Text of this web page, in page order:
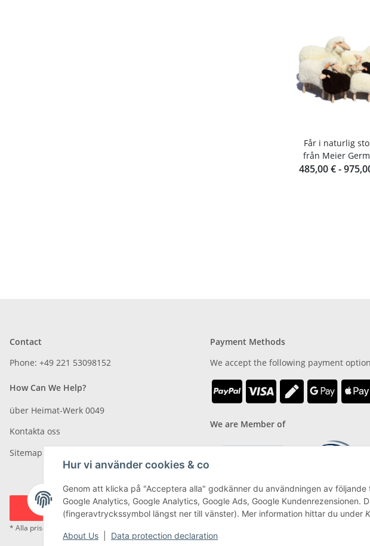
Hur vi använder cookies & co
Genom att klicka på "Acceptera alla" godkänner du användningen av
Google Analytics, Google Analytics, Google Ads, Google Kundenrezensionen.
(fingeravtryckssymbol längst ner till vänster). Mer information hittar du under
About Us Data protection declaration
Får i naturlig
från Meier
485,00 € -
Contact
Phone: +49 221 53098152
How Can We Help?
über Heimat-Werk 0049
Kontakta oss
Sitemap
Payment Methods
We accept the following payment
We are Member of
#global.withdrawalForm#
* Alla priser är inkl. moms.plus